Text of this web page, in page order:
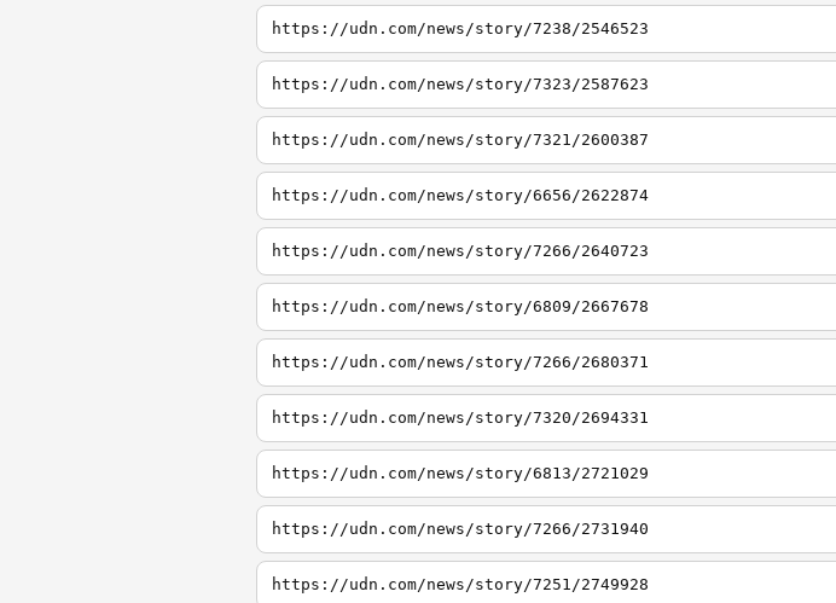
https://udn.com/news/story/7238/2546523
https://udn.com/news/story/7323/2587623
https://udn.com/news/story/7321/2600387
https://udn.com/news/story/6656/2622874
https://udn.com/news/story/7266/2640723
https://udn.com/news/story/6809/2667678
https://udn.com/news/story/7266/2680371
https://udn.com/news/story/7320/2694331
https://udn.com/news/story/6813/2721029
https://udn.com/news/story/7266/2731940
https://udn.com/news/story/7251/2749928